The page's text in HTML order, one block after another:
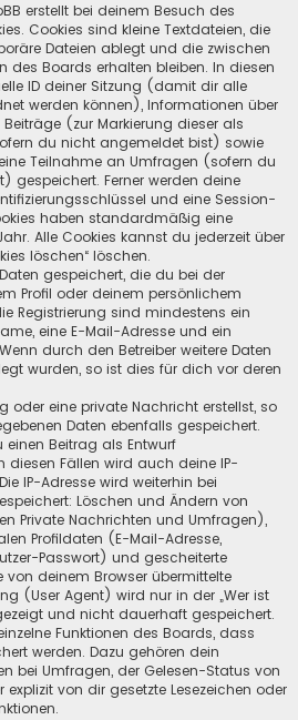
erstellt bei deinem Besuch des
Cookies sind kleine Textdateien, die
Dateien ablegt und die zwischen
des Boards erhalten bleiben. In diesen
ID deiner Sitzung (damit dir alle
werden können), Informationen über
(zur Markierung dieser als
du nicht angemeldet bist) sowie
Teilnahme an Umfragen (sofern du
gespeichert. Ferner werden deine
und eine Session-
haben standardmäßig eine
Alle Cookies kannst du jederzeit über
löschen“ löschen.
gespeichert, die du bei der
Profil oder deinem persönlichem
Registrierung sind mindestens ein
eine E-Mail-Adresse und ein
durch den Betreiber weitere Daten
wurden, so ist dies für dich vor deren
oder eine private Nachricht erstellst, so
Daten ebenfalls gespeichert.
einen Beitrag als Entwurf
diesen Fällen wird auch deine IP-
IP-Adresse wird weiterhin bei
Löschen und Ändern von
Private Nachrichten und Umfragen),
Profildaten (E-Mail-Adresse,
Passwort) und gescheiterte
von deinem Browser übermittelte
(User Agent) wird nur in der „Wer ist
und nicht dauerhaft gespeichert.
Funktionen des Boards, dass
werden. Dazu gehören dein
bei Umfragen, der Gelesen-Status von
explizit von dir gesetzte Lesezeichen oder